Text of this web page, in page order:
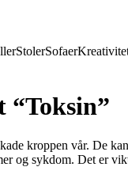
StolerSofaer
“Toksin”
kroppen vår. De
og sykdom. Det er